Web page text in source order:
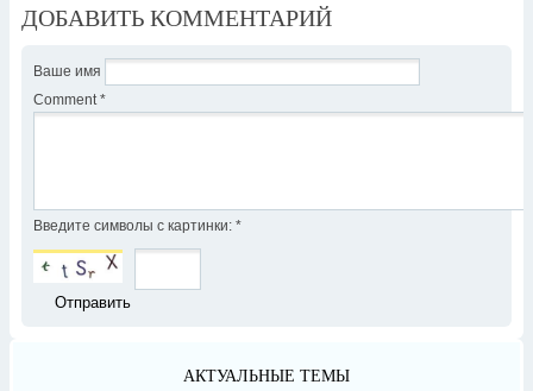
ДОБАВИТЬ КОММЕНТАРИЙ
Ваше имя
Comment *
Введите символы с картинки: *
АКТУАЛЬНЫЕ ТЕМЫ